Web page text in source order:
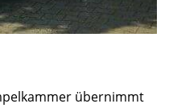
übernimmt